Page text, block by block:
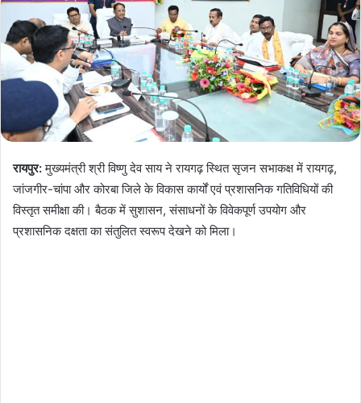
रायपुर:मुख्यमंत्री श्री विष्णु देव साय ने रायगढ़ स्थित सृजन सभाकक्ष में रायगढ़,
जांजगीर-चांपा और कोरबा जिले के विकास कार्यों एवं प्रशासनिक गतिविधियों की
विस्तृत समीक्षा की। बैठक में सुशासन, संसाधनों के विवेकपूर्ण उपयोग और
प्रशासनिक दक्षता का संतुलित स्वरूप देखने को मिला।